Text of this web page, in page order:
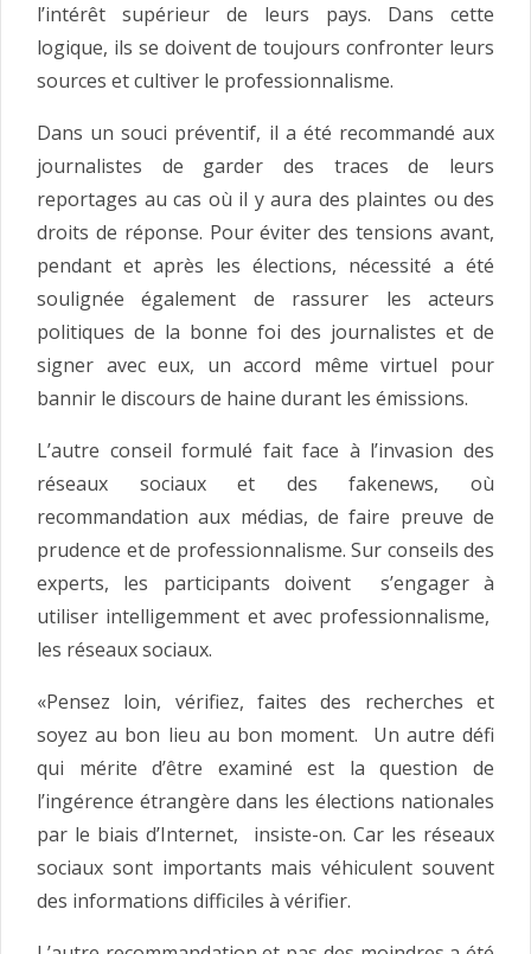
l’intérêt supérieur de leurs pays. Dans cette
logique, ils se doivent de toujours confronter leurs
sources et cultiver le professionnalisme.
Dans un souci préventif, il a été recommandé aux
journalistes de garder des traces de leurs
reportages au cas où il y aura des plaintes ou des
droits de réponse. Pour éviter des tensions avant,
pendant et après les élections, nécessité a été
soulignée également de rassurer les acteurs
politiques de la bonne foi des journalistes et de
signer avec eux, un accord même virtuel pour
bannir le discours de haine durant les émissions.
L’autre conseil formulé fait face à l’invasion des
réseaux sociaux et des fakenews, où
recommandation aux médias, de faire preuve de
prudence et de professionnalisme. Sur conseils des
experts, les participants doivent s’engager à
utiliser intelligemment et avec professionnalisme,
les réseaux sociaux.
«Pensez loin, vérifiez, faites des recherches et
soyez au bon lieu au bon moment. Un autre défi
qui mérite d’être examiné est la question de
l’ingérence étrangère dans les élections nationales
par le biais d’Internet, insiste-on. Car les réseaux
sociaux sont importants mais véhiculent souvent
des informations difficiles à vérifier.